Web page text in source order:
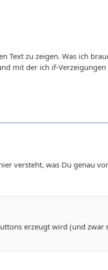
Text zu zeigen. Was ich
mit der ich if-
versteht, was Du genau
erzeugt wird (und